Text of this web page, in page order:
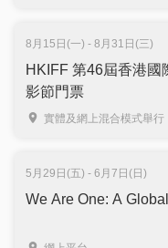
8月15日(一) - 8月31日(三)
HKIFF 第46屆香港國
影節門票
實體及網上混合模式舉行
5月29日(五) - 6月7日(日)
We Are One: A